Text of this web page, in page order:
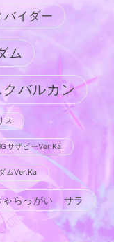
イダー
ム
バルカン
ス
サザビーVer.Ka
ムVer.Ka
ゃらっがい サラ